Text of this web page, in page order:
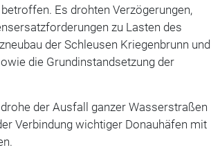
Es drohten Verzögerungen,
zu Lasten des
der Schleusen Kriegenbrunn und
die Grundinstandsetzung der
der Ausfall ganzer Wasserstraßen
Verbindung wichtiger Donauhäfen mit